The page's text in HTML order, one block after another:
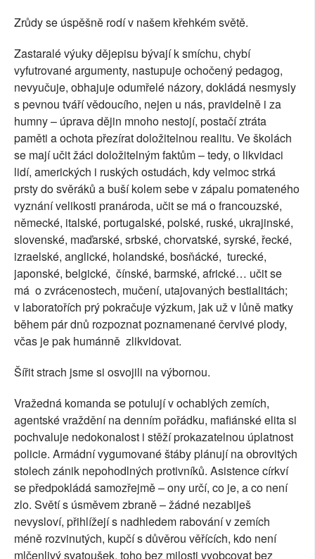
Zrůdy se úspěšně rodí v našem křehkém světě.
Zastaralé výuky dějepisu bývají k smíchu, chybí
vyfutrované argumenty, nastupuje ochočený pedagog,
nevyučuje, obhajuje odumřelé názory, dokládá nesmysly
s pevnou tváří vědoucího, nejen u nás, pravidelně i za
humny – úprava dějin mnoho nestojí, postačí ztráta
paměti a ochota přezírat doložitelnou realitu. Ve školách
se mají učit žáci doložitelným faktům – tedy, o likvidaci
lidí, amerických i ruských ostudách, kdy velmoc strká
prsty do svěráků a buší kolem sebe v zápalu pomateného
vyznání velikosti pranároda, učit se má o francouzské,
německé, italské, portugalské, polské, ruské, ukrajinské,
slovenské, maďarské, srbské, chorvatské, syrské, řecké,
izraelské, anglické, holandské, bosňácké, turecké,
japonské, belgické, čínské, barmské, africké… učit se
má o zvrácenostech, mučení, utajovaných bestialitách;
v laboratořích prý pokračuje výzkum, jak už v lůně matky
během pár dnů rozpoznat poznamenané červivé plody,
včas je pak humánně zlikvidovat.
Šířit strach jsme si osvojili na výbornou.
Vražedná komanda se potulují v ochablých zemích,
agentské vraždění na denním pořádku, mafiánské elita si
pochvaluje nedokonalost i stěží prokazatelnou úplatnost
policie. Armádní vygumované štáby plánují na obrovitých
stolech zánik nepohodlných protivníků. Asistence církví
se předpokládá samozřejmě – ony určí, co je, a co není
zlo. Světí s úsměvem zbraně – žádné nezabiješ
nevysloví, přihlížejí s nadhledem rabování v zemích
méně rozvinutých, kupčí s důvěrou věřících, kdo není
mlčenlivý svatoušek, toho bez milosti vyobcovat bez